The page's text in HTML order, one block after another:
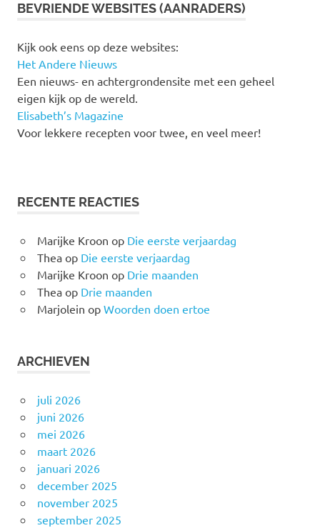
BEVRIENDE WEBSITES (AANRADERS)
Kijk ook eens op deze websites:
Het Andere Nieuws
Een nieuws- en achtergrondensite met een geheel
eigen kijk op de wereld.
Elisabeth’s Magazine
Voor lekkere recepten voor twee, en veel meer!
RECENTE REACTIES
Marijke Kroon op Die eerste verjaardag
Theaop Die eerste verjaardag
Marijke Kroon op Drie maanden
Theaop Drie maanden
Marjolein op Woorden doen ertoe
ARCHIEVEN
juli 2026
juni 2026
mei 2026
maart 2026
januari 2026
december 2025
november 2025
september 2025